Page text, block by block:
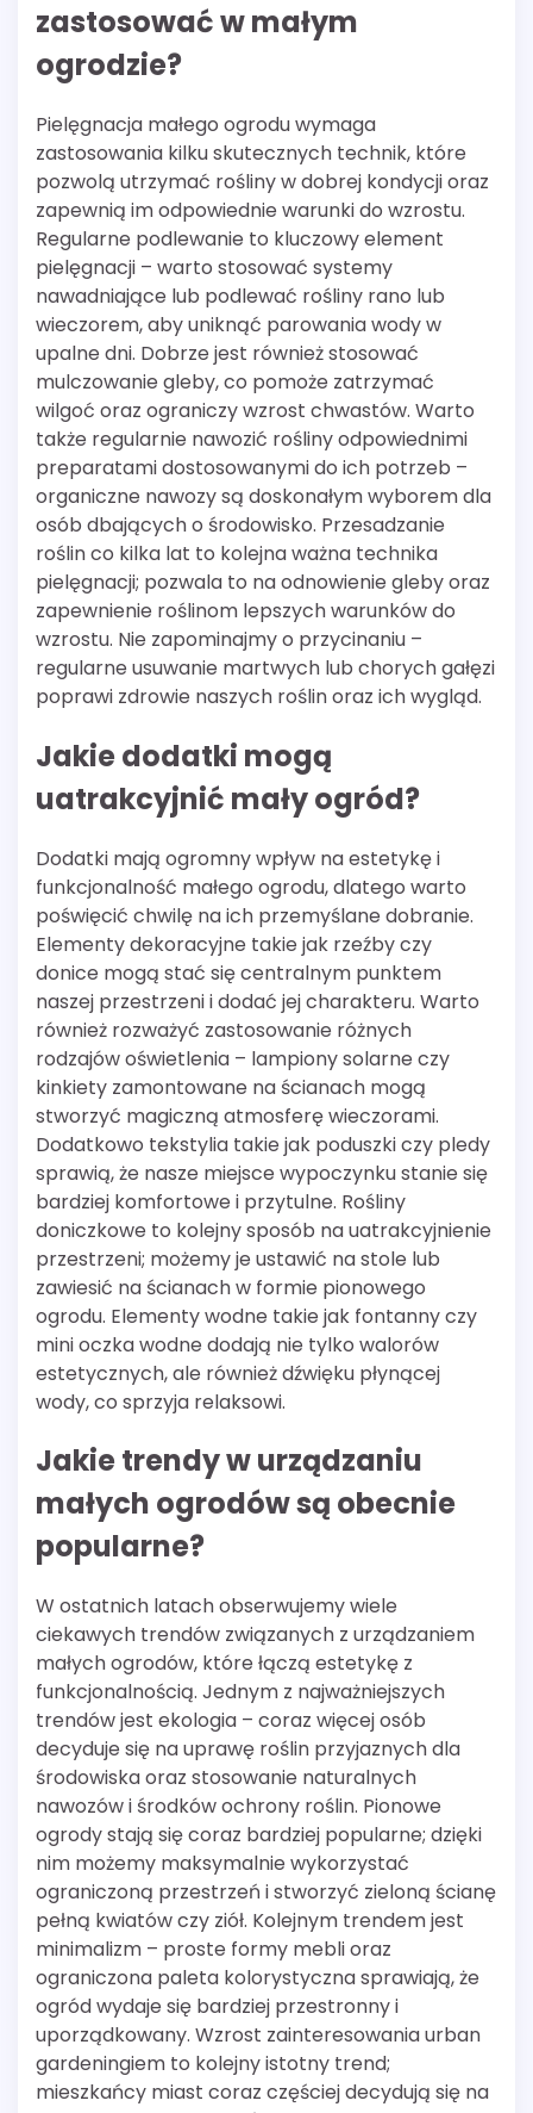
zastosować w małym
ogrodzie?
Pielęgnacja małego ogrodu wymaga
zastosowania kilku skutecznych technik, które
pozwolą utrzymać rośliny w dobrej kondycji oraz
zapewnią im odpowiednie warunki do wzrostu.
Regularne podlewanie to kluczowy element
pielęgnacji – warto stosować systemy
nawadniające lub podlewać rośliny rano lub
wieczorem, aby uniknąć parowania wody w
upalne dni. Dobrze jest również stosować
mulczowanie gleby, co pomoże zatrzymać
wilgoć oraz ograniczy wzrost chwastów. Warto
także regularnie nawozić rośliny odpowiednimi
preparatami dostosowanymi do ich potrzeb –
organiczne nawozy są doskonałym wyborem dla
osób dbających o środowisko. Przesadzanie
roślin co kilka lat to kolejna ważna technika
pielęgnacji; pozwala to na odnowienie gleby oraz
zapewnienie roślinom lepszych warunków do
wzrostu. Nie zapominajmy o przycinaniu –
regularne usuwanie martwych lub chorych gałęzi
poprawi zdrowie naszych roślin oraz ich wygląd.
Jakie dodatki mogą
uatrakcyjnić mały ogród?
Dodatki mają ogromny wpływ na estetykę i
funkcjonalność małego ogrodu, dlatego warto
poświęcić chwilę na ich przemyślane dobranie.
Elementy dekoracyjne takie jak rzeźby czy
donice mogą stać się centralnym punktem
naszej przestrzeni i dodać jej charakteru. Warto
również rozważyć zastosowanie różnych
rodzajów oświetlenia – lampiony solarne czy
kinkiety zamontowane na ścianach mogą
stworzyć magiczną atmosferę wieczorami.
Dodatkowo tekstylia takie jak poduszki czy pledy
sprawią, że nasze miejsce wypoczynku stanie się
bardziej komfortowe i przytulne. Rośliny
doniczkowe to kolejny sposób na uatrakcyjnienie
przestrzeni; możemy je ustawić na stole lub
zawiesić na ścianach w formie pionowego
ogrodu. Elementy wodne takie jak fontanny czy
mini oczka wodne dodają nie tylko walorów
estetycznych, ale również dźwięku płynącej
wody, co sprzyja relaksowi.
Jakie trendy w urządzaniu
małych ogrodów są obecnie
popularne?
W ostatnich latach obserwujemy wiele
ciekawych trendów związanych z urządzaniem
małych ogrodów, które łączą estetykę z
funkcjonalnością. Jednym z najważniejszych
trendów jest ekologia – coraz więcej osób
decyduje się na uprawę roślin przyjaznych dla
środowiska oraz stosowanie naturalnych
nawozów i środków ochrony roślin. Pionowe
ogrody stają się coraz bardziej popularne; dzięki
nim możemy maksymalnie wykorzystać
ograniczoną przestrzeń i stworzyć zieloną ścianę
pełną kwiatów czy ziół. Kolejnym trendem jest
minimalizm – proste formy mebli oraz
ograniczona paleta kolorystyczna sprawiają, że
ogród wydaje się bardziej przestronny i
uporządkowany. Wzrost zainteresowania urban
gardeningiem to kolejny istotny trend;
mieszkańcy miast coraz częściej decydują się na